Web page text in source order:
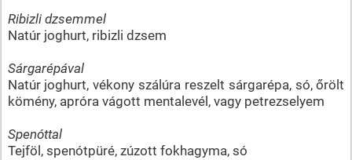
Ribizli dzsemmel
Natúr joghurt, ribizli dzsem
Sárgarépával
Natúr joghurt, vékony szálúra reszelt sárgarépa, só, őrölt
kömény, apróra vágott mentalevél, vagy petrezselyem
Spenóttal
Tejföl, spenótpüré, zúzott fokhagyma, só